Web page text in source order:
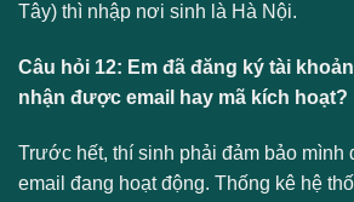
Tây) thì nhập nơi sinh là Hà Nội.
Câu hỏi 12: Em đã đăng ký tài
nhận được email hay mã kích hoạt?
Trước hết, thí sinh phải đảm bảo mình
email đang hoạt động. Thống kê hệ